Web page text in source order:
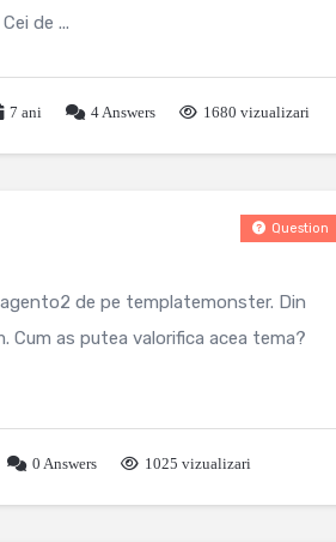
de ...
7 ani 4Answers 1680 vizualizari
Question
de pe templatemonster. Din
Cum as putea valorifica acea tema?
0 Answers 1025 vizualizari